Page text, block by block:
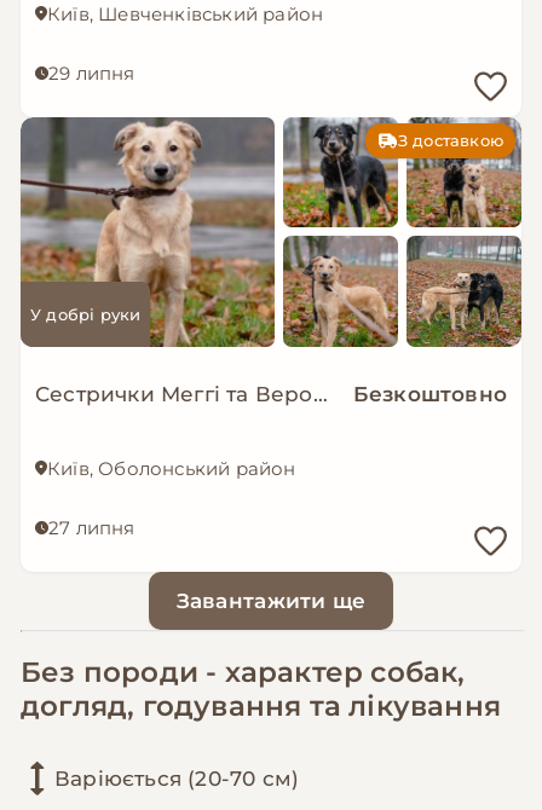
Київ, Шевченківський район
29 липня
З доставкою
У добрі руки
Сестрички Меггі та Верона мріють про родину! Безкоштовно
Київ, Оболонський район
27 липня
Завантажити ще
Без породи - характер собак,
догляд, годування та лікування
Варіюється (20-70 см)